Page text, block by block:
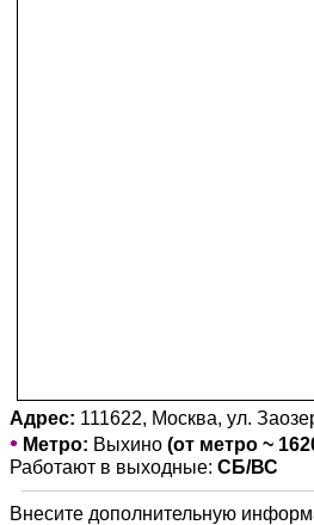
Адрес: 111622, Москва, ул.
• Метро: Выхино (от метро ~
Работают в выходные: СБ/ВС
Внесите дополнительную